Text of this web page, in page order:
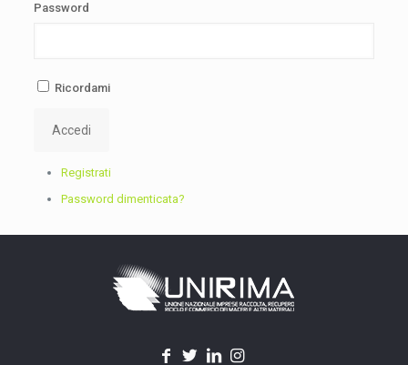
Password
Ricordami
Accedi
Registrati
Password dimenticata?